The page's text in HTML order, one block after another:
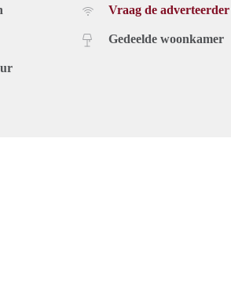
Vraag de adverteerder
Gedeelde woonkamer